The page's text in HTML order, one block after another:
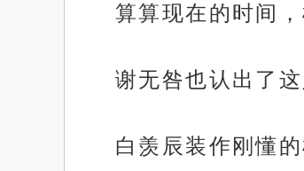
算算现在的时间
谢无咎也认出了
白羡辰装作刚懂